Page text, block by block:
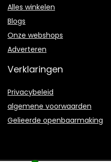
Alles winkelen
Blogs
Onze webshops
Adverteren
Verklaringen
Privacybeleid
algemene voorwaarden
Gelieerde openbaarmaking